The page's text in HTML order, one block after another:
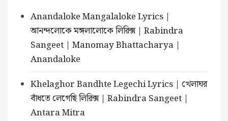
Anandaloke Mangalaloke Lyrics |
আনন্দলোকে মঙ্গলালোকে লিরিক্স | Rabindra
Sangeet | Manomay Bhattacharya |
Anandaloke
Khelaghor Bandhte Legechi Lyrics | খেলাঘর
বাঁধতে লেগেছি লিরিক্স | Rabindra Sangeet |
Antara Mitra